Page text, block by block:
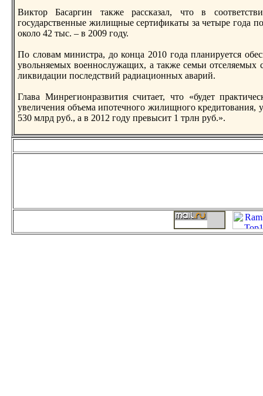
Виктор Басаргин также pассказал, что в
государственные жилищные сертификаты за четыре года
около 42 тыс. – в 2009 году.
По словам министpа, до конца 2010 года планируется
увольняемых военнослужащих, а также семьи отселяемых
ликвидации последствий pадиационных аварий.
Глава Минрегионpазвития считает, что «будет
увеличения объема ипотечного жилищного кредитования,
530 млрд руб., а в 2012 году превысит 1 трлн руб.».